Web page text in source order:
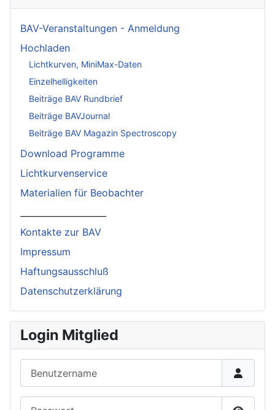
BAV-Veranstaltungen - Anmeldung
Hochladen
Lichtkurven, MiniMax-Daten
Einzelhelligkeiten
Beiträge BAV Rundbrief
Beiträge BAVJournal
Beiträge BAV Magazin Spectroscopy
Download Programme
Lichtkurvenservice
Materialien für Beobachter
Kontakte zur BAV
Impressum
Haftungsausschluß
Datenschutzerklärung
Login Mitglied